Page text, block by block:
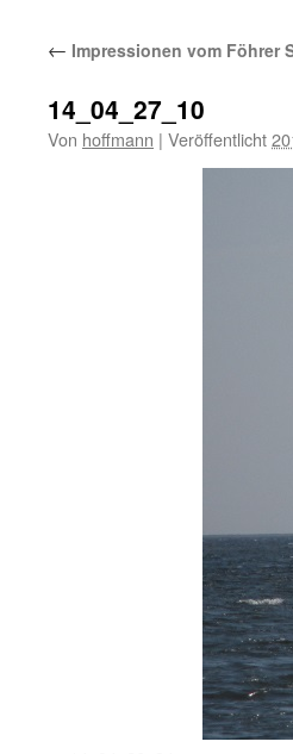
← Impressionen vom Föhrer
14_04_27_10
Von hoffmann | Veröffentlicht